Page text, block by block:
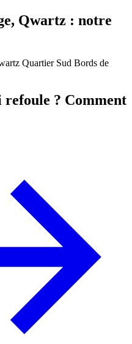
Qwartz : notre
Quartier Sud Bords de
? Comment